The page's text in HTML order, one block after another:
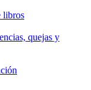
libros
quejas y